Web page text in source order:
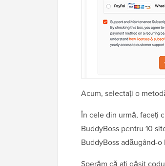
Acum, selectați o
În cele din urmă, faceți
BuddyBoss pentru 10
BuddyBoss adăugând-o